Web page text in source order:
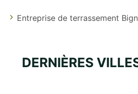
Entreprise de terrassement
DERNIÈRES